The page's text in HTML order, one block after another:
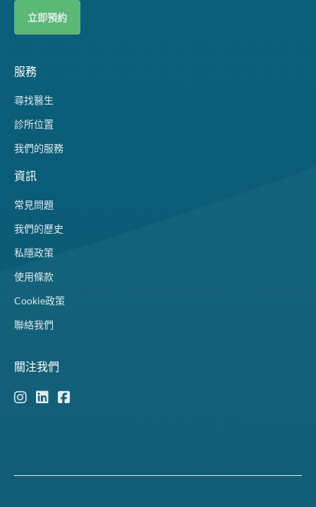
立即預約
服務
尋找醫生
診所位置
我們的服務
資訊
常見問題
我們的歷史
私隱政策
使用條款
Cookie政策
聯絡我們
關注我們